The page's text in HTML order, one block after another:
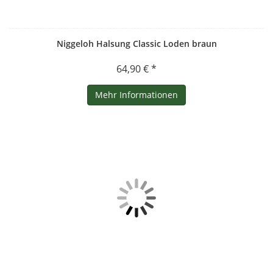
Niggeloh Halsung Classic Loden braun
64,90 € *
Mehr Informationen